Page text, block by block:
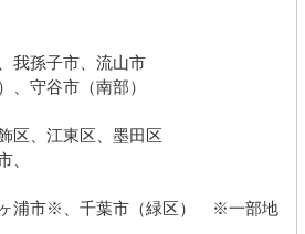
我孫子市、流山市
守谷市（南部）
区、江東区、墨田区
、
浦市※、千葉市（緑区） ※一部地